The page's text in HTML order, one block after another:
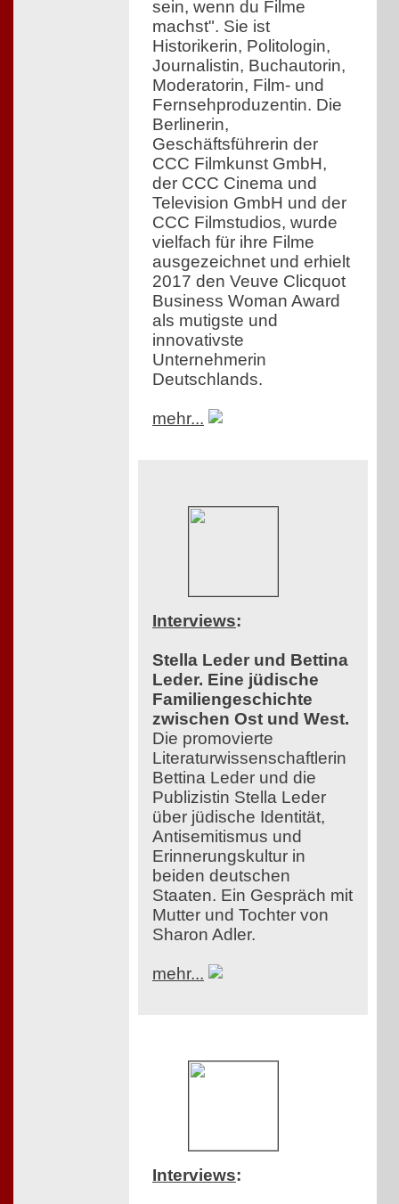
sein, wenn du Filme
machst". Sie ist
Historikerin, Politologin,
Journalistin, Buchautorin,
Moderatorin, Film- und
Fernsehproduzentin. Die
Berlinerin,
Geschäftsführerin der
CCC Filmkunst GmbH,
der CCC Cinema und
Television GmbH und der
CCC Filmstudios, wurde
vielfach für ihre Filme
ausgezeichnet und erhielt
2017 den Veuve Clicquot
Business Woman Award
als mutigste und
innovativste
Unternehmerin
Deutschlands.
mehr...
Interviews:
Stella Leder und Bettina
Leder. Eine jüdische
Familiengeschichte
zwischen Ost und West.
Die promovierte
Literaturwissenschaftlerin
Bettina Leder und die
Publizistin Stella Leder
über jüdische Identität,
Antisemitismus und
Erinnerungskultur in
beiden deutschen
Staaten. Ein Gespräch mit
Mutter und Tochter von
Sharon Adler.
mehr...
Interviews: